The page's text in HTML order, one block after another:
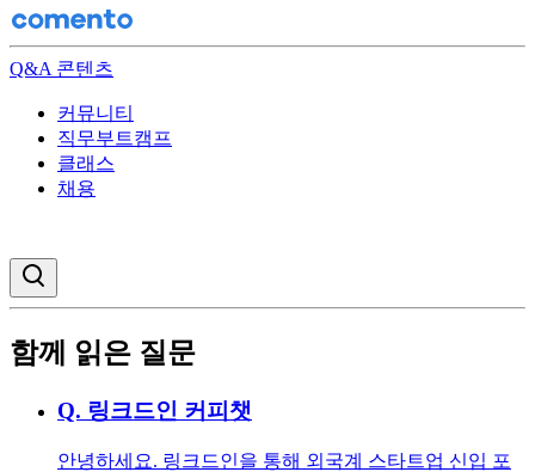
Q&A 콘텐츠
커뮤니티
직무부트캠프
클래스
채용
함께 읽은 질문
Q. 링크드인 커피챗
안녕하세요. 링크드인을 통해 외국계 스타트업 신입 포